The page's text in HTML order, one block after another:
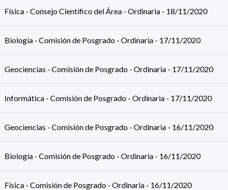
Física - Consejo Científico del Área - Ordinaria - 18/11/2020
Biología - Comisión de Posgrado - Ordinaria - 17/11/2020
Geociencias - Comisión de Posgrado - Ordinaria - 17/11/2020
Informática - Comisión de Posgrado - Ordinaria - 17/11/2020
Geociencias - Comisión de Posgrado - Ordinaria - 16/11/2020
Biología - Comisión de Posgrado - Ordinaria - 16/11/2020
Física - Comisión de Posgrado - Ordinaria - 16/11/2020